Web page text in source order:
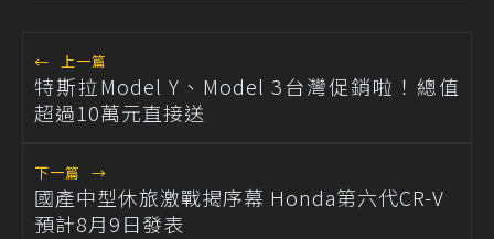
← 上一篇
特斯拉Model Y、Model 3台灣促銷啦！總值
超過10萬元直接送
下一篇 →
國產中型休旅激戰揭序幕 Honda第六代CR-V
預計8月9日發表